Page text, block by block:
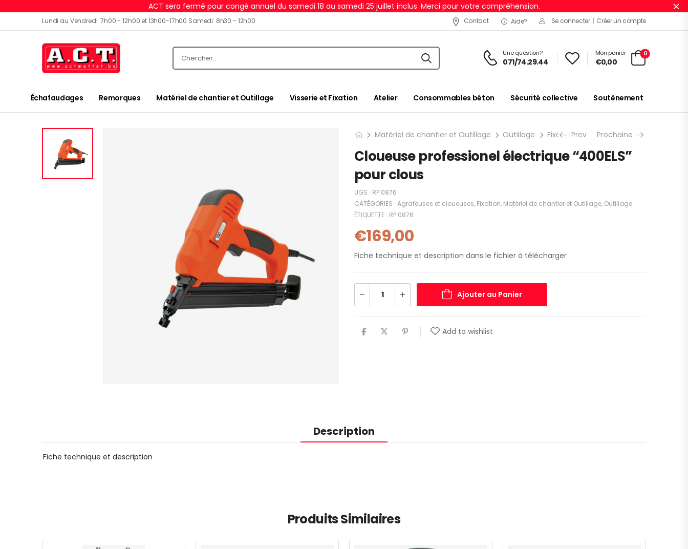
ACT sera fermé pour congé annuel du samedi 18 au samedi 25 juillet inclus. Merci pour votre compréhension.
Lundi au Vendredi: 7h00 - 12h00 et 13h00-17h00 Samedi: 8h30 - 12h00 Contact Aide? Se connecter | Créer un compte
Une question?
071/74.29.44
Mon panier
€0,00
0
Échafaudages Remorques Matériel de chantier et Outillage Visserie et Fixation Atelier Consommables béton Sécurité collective Soutènement
Matériel de chantier et Outillage Outillage Fixation Agrafeuses et cloueuses
Prev Prochaine
Cloueuse professionel électrique “400ELS”
pour clous
UGS : RP 0876
CATÉGORIES : Agrafeuses et cloueuses, Fixation, Matériel de chantier et Outillage, Outillage
ÉTIQUETTE : RP 0876
€169,00
Fiche technique et description dans le fichier à télécharger
Ajouter au Panier
Add to wishlist
Description
Fiche technique et description
Produits Similaires